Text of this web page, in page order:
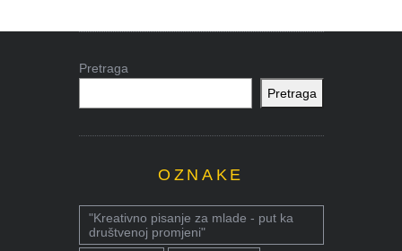
Pretraga
Pretraga
OZNAKE
"Kreativno pisanje za mlade - put ka
društvenoj promjeni"